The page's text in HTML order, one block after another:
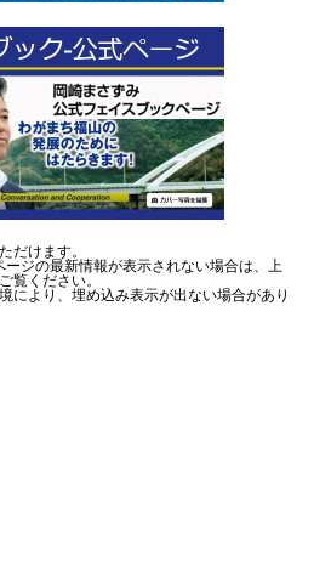
だけます。
ジの最新情報が表示されない場合は、上
覧ください。
により、埋め込み表示が出ない場合があり